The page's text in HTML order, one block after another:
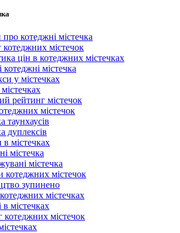
про котеджні містечка
котеджних містечок
цін в котеджних містечках
котеджні містечка
у містечках
рейтинг містечок
містечок
таунхаусів
дуплексів
в містечках
містечка
містечка
котеджних містечок
зупинено
містечках
в містечках
котеджних містечок